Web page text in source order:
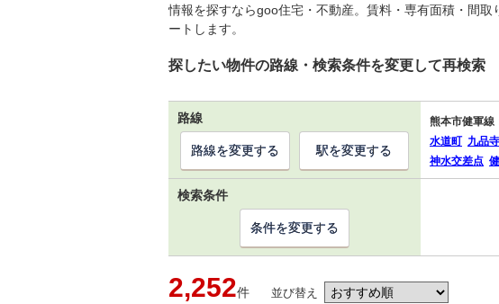
情報を探すならgoo住宅・不動産。賃料・専有面積・間
ートします。
探したい物件の路線・検索条件を変更して再検索
路線 熊本市健軍線
水道町 九品
神水交差点
路線を変更する 駅を変更する
検索条件
条件を変更する
2,252件 並び替え